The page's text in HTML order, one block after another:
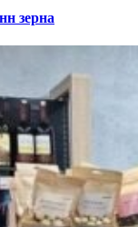
зерна